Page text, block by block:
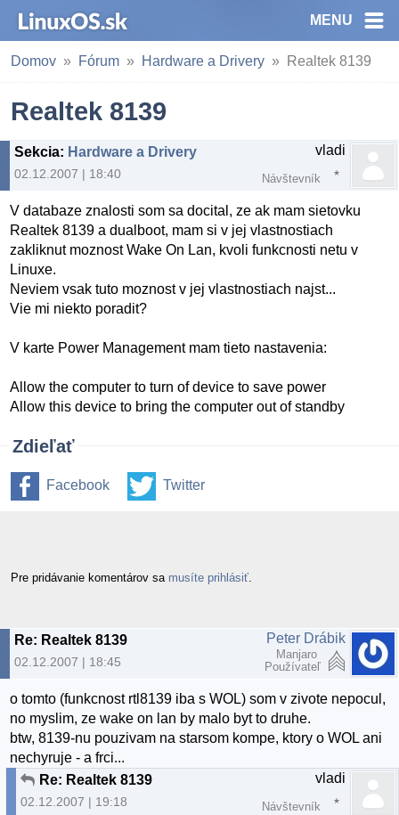
MENU
Domov Fórum Hardware a Drivery Realtek 8139
Realtek 8139
Sekcia: Hardware a Drivery
02.12.2007 | 18:40
vladi
Návštevník
V databaze znalosti som sa docital, ze ak mam sietovku
Realtek 8139 a dualboot, mam si v jej vlastnostiach
zakliknut moznost Wake On Lan, kvoli funkcnosti netu v
Linuxe.
Neviem vsak tuto moznost v jej vlastnostiach najst...
Vie mi niekto poradit?
V karte Power Management mam tieto nastavenia:
Allow the computer to turn of device to save power
Allow this device to bring the computer out of standby
Zdieľať
Facebook Twitter
Pre pridávanie komentárov sa musíte prihlásiť
Re: Realtek 8139
02.12.2007 | 18:45
Peter Drábik
Manjaro
Používateľ
o tomto (funkcnost rtl8139 iba s WOL) som v zivote nepocul,
no myslim, ze wake on lan by malo byt to druhe.
btw, 8139-nu pouzivam na starsom kompe, ktory o WOL ani
nechyruje - a frci...
Re: Realtek 8139
02.12.2007 | 19:18
vladi
Návštevník